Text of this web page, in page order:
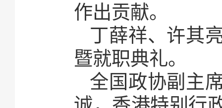
作出贡献。
丁薛祥、许其
暨就职典礼。
全国政协副主